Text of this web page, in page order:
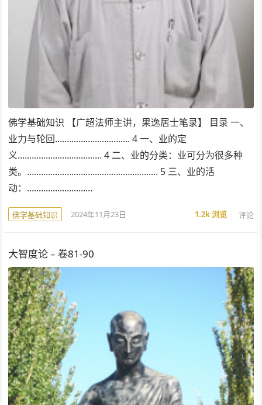
佛学基础知识 【广超法师主讲，果逸居士笔录】 目录 一、
业力与轮回................................ 4 一、业的定
义.................................... 4 二、业的分类：业可分为很多种
类。........................................................ 5 三、业的活
动：.........................…
佛学基础知识 2024年11月23日 1.2k浏览 评论
大智度论 – 卷81-90